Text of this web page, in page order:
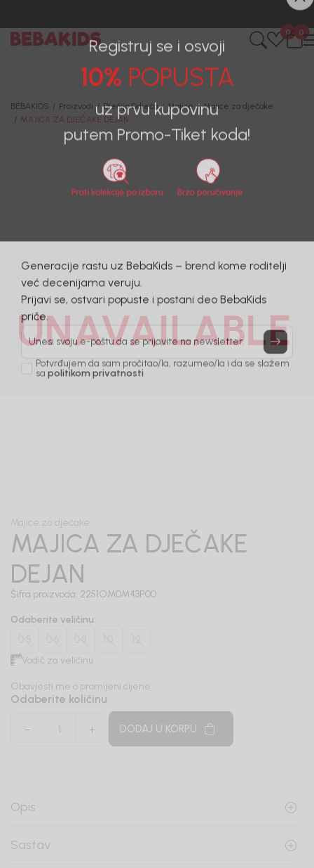
0 0
BEBAKIDS Proizvodi Dječija Odjeća Majice
Majice za dječake
MAJICA ZA DJEČAKE DEJAN
UNAVAILABLE
Majice za dječake
MAJICA ZA DJEČAKE
DEJAN
Šifra proizvoda: 2251OM0M43P00
Odaberite veličinu:
Vodič za veličinu
Obavjesti me o promijeni cijene
Odaberite količinu
DODAJ U KORPU
Opis
Sastav
Registruj se i osvoji
10%POPUSTA
uz prvu kupovinu
Generacije rastu uz BebaKids – brend kome roditelji
već decenijama veruju.
Prijavi se, ostvari popuste i postani deo BebaKids
priče.
Unesi svoju e-poštu da se prijavite na newsletter.
Potvrđujem da sam pročitao/la, razumeo/la i da se slažem